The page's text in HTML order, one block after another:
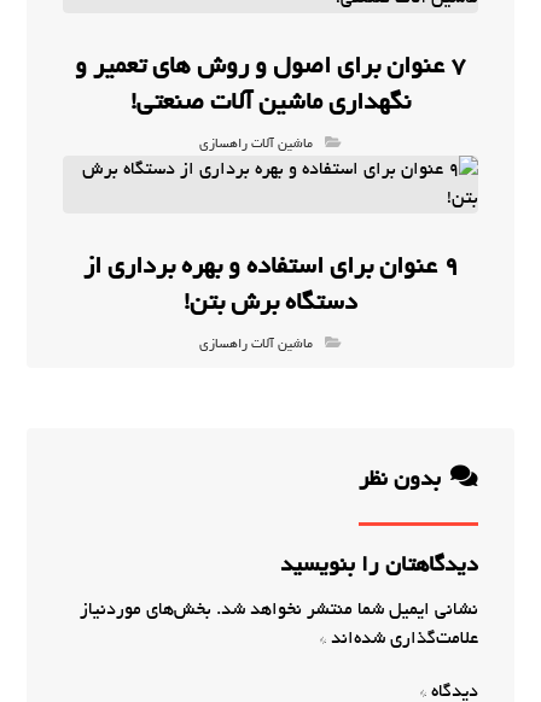
7 عنوان برای اصول و روش های تعمیر و
نگهداری ماشین آلات صنعتی!
ماشین آلات راهسازی
9 عنوان برای استفاده و بهره برداری از
دستگاه برش بتن!
ماشین آلات راهسازی
بدون نظر
دیدگاهتان را بنویسید
نشانی ایمیل شما منتشر نخواهد شد. بخش‌های موردنیاز
علامت‌گذاری شده‌اند*
دیدگاه*